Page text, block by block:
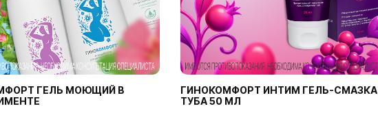
ГЕЛЬ МОЮЩИЙ В
ГИНОКОМФОРТ ИНТИМ ГЕЛЬ-СМАЗКА
ТУБА 50 МЛ